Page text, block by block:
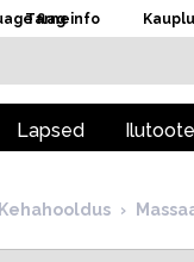
Tarneinfo
Lapsed
Kehahooldus ›